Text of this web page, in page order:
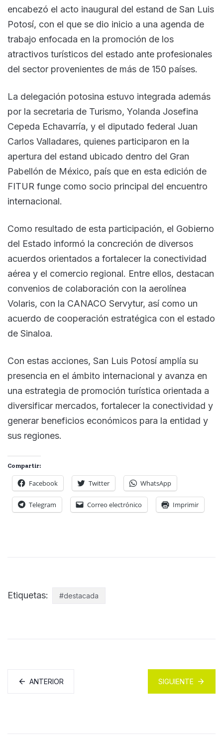
encabezó el acto inaugural del estand de San Luis
Potosí, con el que se dio inicio a una agenda de
trabajo enfocada en la promoción de los
atractivos turísticos del estado ante profesionales
del sector provenientes de más de 150 países.
La delegación potosina estuvo integrada además
por la secretaria de Turismo, Yolanda Josefina
Cepeda Echavarría, y el diputado federal Juan
Carlos Valladares, quienes participaron en la
apertura del estand ubicado dentro del Gran
Pabellón de México, país que en esta edición de
FITUR funge como socio principal del encuentro
internacional.
Como resultado de esta participación, el Gobierno
del Estado informó la concreción de diversos
acuerdos orientados a fortalecer la conectividad
aérea y el comercio regional. Entre ellos, destacan
convenios de colaboración con la aerolínea
Volaris, con la CANACO Servytur, así como un
acuerdo de cooperación estratégica con el estado
de Sinaloa.
Con estas acciones, San Luis Potosí amplía su
presencia en el ámbito internacional y avanza en
una estrategia de promoción turística orientada a
diversificar mercados, fortalecer la conectividad y
generar beneficios económicos para la entidad y
sus regiones.
Compartir:
Facebook Twitter WhatsApp
Telegram Correo electrónico Imprimir
Etiquetas: #destacada
ANTERIOR SIGUIENTE